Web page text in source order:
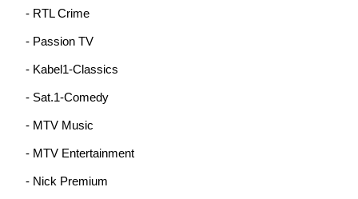
- RTL Crime
- Passion TV
- Kabel1-Classics
- Sat.1-Comedy
- MTV Music
- MTV Entertainment
- Nick Premium